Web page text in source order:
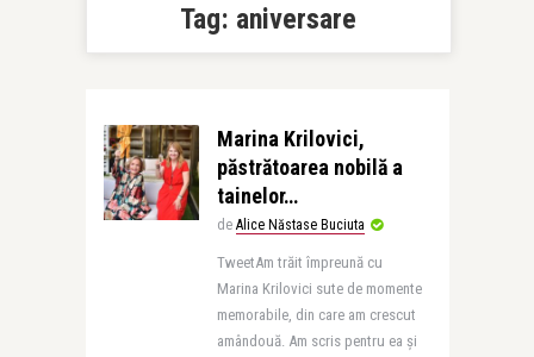
Tag: aniversare
Marina Krilovici,
păstrătoarea nobilă a
tainelor…
de Alice Năstase Buciuta
TweetAm trăit împreună cu
Marina Krilovici sute de momente
memorabile, din care am crescut
amândouă. Am scris pentru ea și